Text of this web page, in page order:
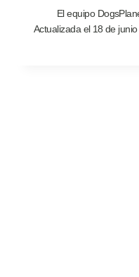
El equipo
Actualizada el 18 de